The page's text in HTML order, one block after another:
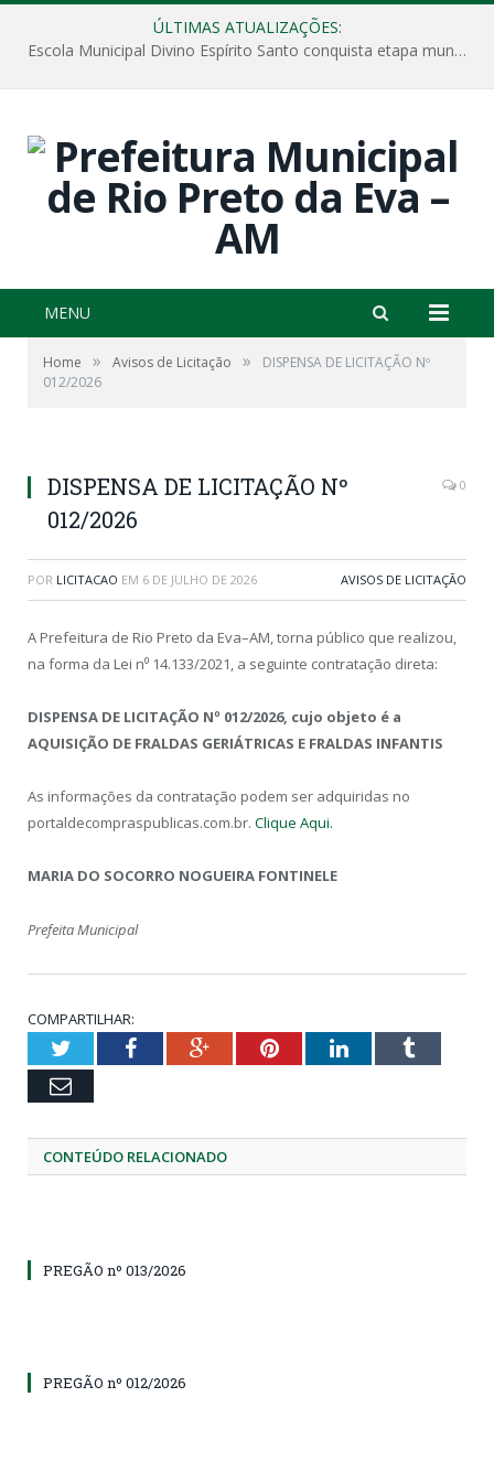
ÚLTIMAS ATUALIZAÇÕES:
Escola Municipal Divino Espírito Santo conquista etapa municipal da V Feira Amazonense de Matemática
MENU
Home » Avisos de Licitação »
DISPENSA DE LICITAÇÃO Nº
012/2026
DISPENSA DE LICITAÇÃO Nº
012/2026
0
POR LICITACAO EM 6 DE JULHO DE 2026 AVISOS DE LICITAÇÃO
A Prefeitura de Rio Preto da Eva–AM, torna público que realizou,
na forma da Lei n⁰ 14.133/2021, a seguinte contratação direta:
DISPENSA DE LICITAÇÃO Nº 012/2026, cujo objeto é a
AQUISIÇÃO DE FRALDAS GERIÁTRICAS E FRALDAS INFANTIS
As informações da contratação podem ser adquiridas no
portaldecompraspublicas.com.br. Clique Aqui.
MARIA DO SOCORRO NOGUEIRA FONTINELE
Prefeita Municipal
COMPARTILHAR:
TwitterFacebookGoogle+PinterestLinkedInTumblr
Email
CONTEÚDO RELACIONADO
PREGÃO nº 013/2026
PREGÃO nº 012/2026